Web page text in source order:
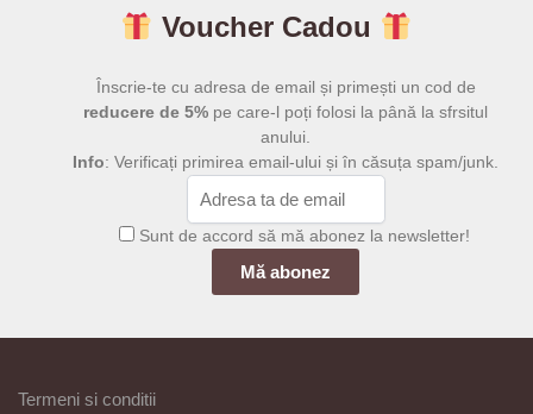
Voucher Cadou
Înscrie-te cu adresa de email și primești un cod de
reducere de 5% pe care-l poți folosi la până la sfrsitul
anului.
Info: Verificați primirea email-ului și în căsuța spam/junk.
Sunt de accord să mă abonez la newsletter!
Termeni si conditii